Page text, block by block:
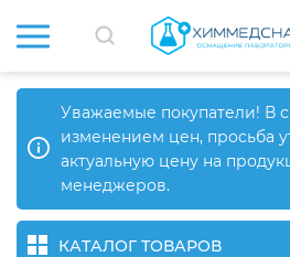
Уважаемые покупатели! В
изменением цен, просьба
актуальную цену на
менеджеров.
КАТАЛОГ ТОВАРОВ